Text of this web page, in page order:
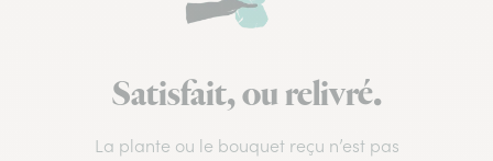
Satisfait, ou relivré.
La plante ou le bouquet reçu n’est pas